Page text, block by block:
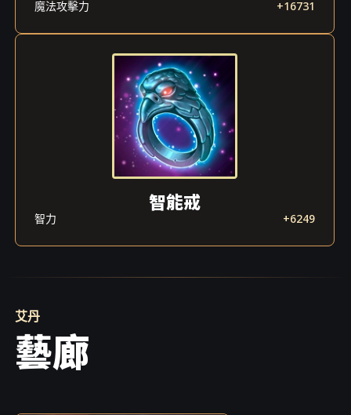
魔法攻擊力 +16731
智能戒
智力 +6249
艾丹
藝廊